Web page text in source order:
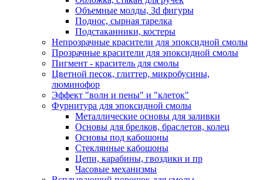
Объемные молды, 3d фигуры
Поднос, сырная тарелка
Подстаканники, костеры
Непрозрачные красители для эпоксидной смолы
Прозрачные красители для эпоксидной смолы
Пигмент - краситель для смолы
Цветной песок, глиттер, микробусины,
люминофор
Эффект "волн и пены" и "клеток"
Фурнитура для эпоксидной смолы
Металлические основы для заливки
Основы для брелков, браслетов, колец
Основы под кабошоны
Стеклянные кабошоны
Цепи, карабины, гвоздики и пр
Часовые механизмы